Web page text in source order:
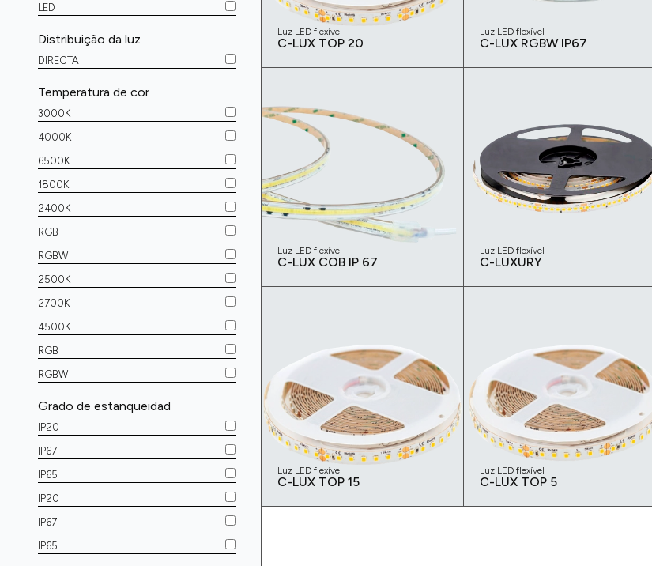
LED
Distribuição da luz
DIRECTA
Temperatura de cor
3000K
4000K
6500K
1800K
2400K
RGB
RGBW
2500K
2700K
4500K
RGB
RGBW
Grado de estanqueidad
IP20
IP67
IP65
IP20
IP67
IP65
Luz LED flexível
C-LUX TOP 20
Luz LED flexível
C-LUX RGBW IP67
Luz LED flexível
C-LUX COB IP 67
Luz LED flexível
C-LUXURY
Luz LED flexível
C-LUX TOP 15
Luz LED flexível
C-LUX TOP 5